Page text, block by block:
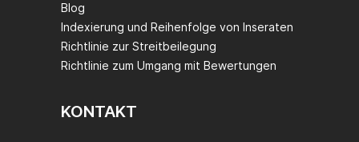
Blog
Indexierung und Reihenfolge von Inseraten
Richtlinie zur Streitbeilegung
Richtlinie zum Umgang mit Bewertungen
KONTAKT